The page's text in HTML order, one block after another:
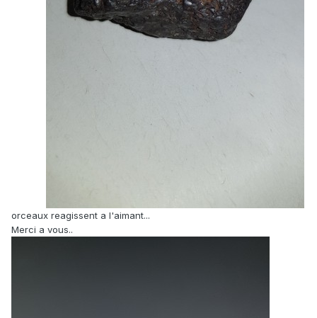
orceaux reagissent a l'aimant...
Merci a vous..